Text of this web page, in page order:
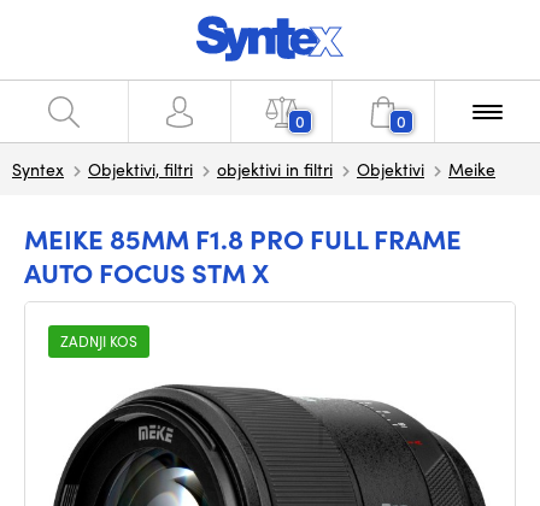
0 0
Syntex Objektivi, filtri objektivi in filtri Objektivi Meike
MEIKE 85MM F1.8 PRO FULL FRAME
AUTO FOCUS STM X
ZADNJI KOS